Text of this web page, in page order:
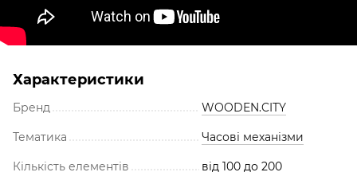
Характеристики
Бренд WOODEN.CITY
Тематика Часові механізми
Кількість елементів від 100 до 200